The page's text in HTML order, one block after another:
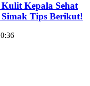
Kepala Sehat
Tips Berikut!